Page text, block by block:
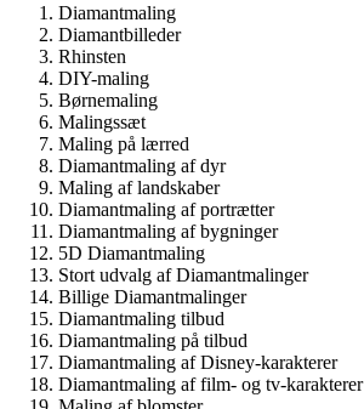
Diamantmaling
Diamantbilleder
Rhinsten
DIY-maling
Børnemaling
Malingssæt
Maling på lærred
Diamantmaling af dyr
Maling af landskaber
Diamantmaling af portrætter
Diamantmaling af bygninger
5D Diamantmaling
Stort udvalg af Diamantmalinger
Billige Diamantmalinger
Diamantmaling tilbud
Diamantmaling på tilbud
Diamantmaling af Disney-karakterer
Diamantmaling af film- og tv-karakterer